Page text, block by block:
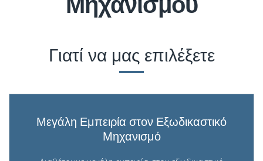
Γιατί να μας επιλέξετε
Μεγάλη Εμπειρία στον Εξωδικαστικό
Μηχανισμό